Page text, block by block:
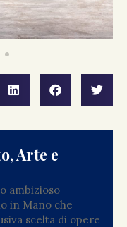
Arte e
ambizioso
in Mano che
scelta di opere